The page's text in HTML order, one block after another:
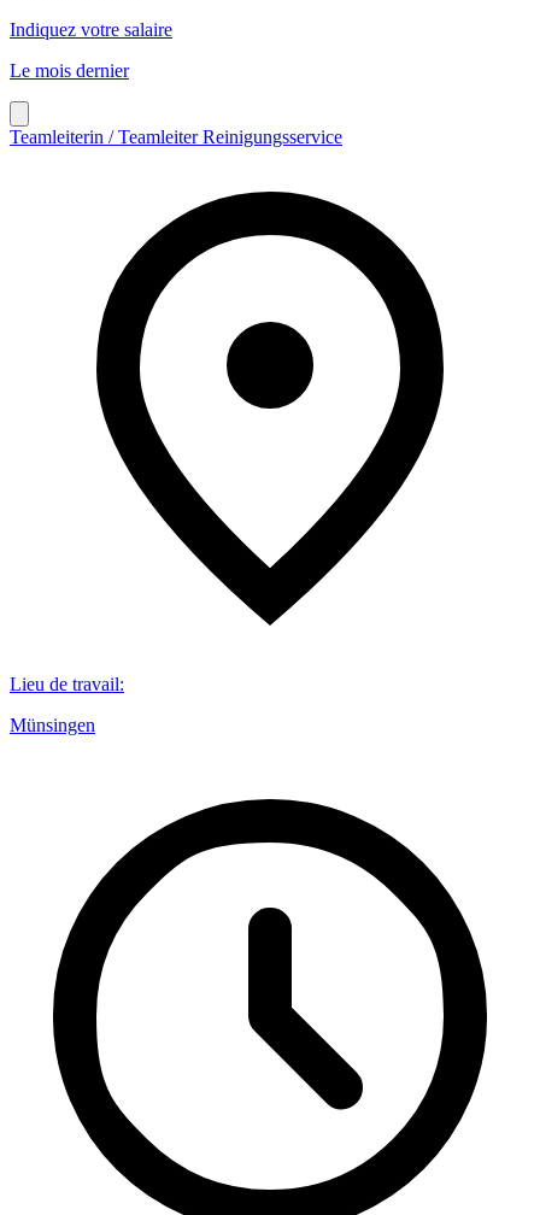
Indiquez votre salaire
Le mois dernier
Teamleiterin / Teamleiter Reinigungsservice
Lieu de travail:
Münsingen